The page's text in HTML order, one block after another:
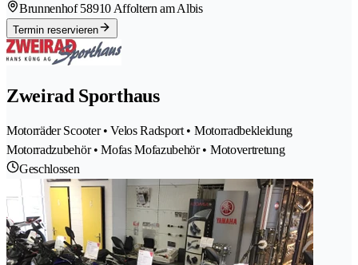
Brunnenhof 58910 Affoltern am Albis
Termin reservieren
Zweirad Sporthaus
Motorräder Scooter • Velos Radsport • Motorradbekleidung
Motorradzubehör • Mofas Mofazubehör • Motovertretung
Geschlossen